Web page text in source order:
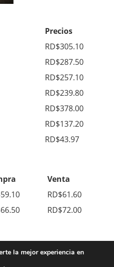
Precios
RD$305.10
RD$287.50
RD$257.10
RD$239.80
RD$378.00
RD$137.20
RD$43.97
Venta
RD$61.60
RD$72.00
la mejor experiencia en